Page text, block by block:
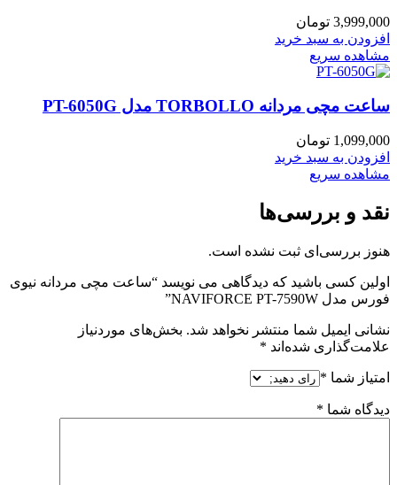
3,999,000 تومان
افزودن به سبد خرید
مشاهده سریع
ساعت مچی مردانه TORBOLLO مدل PT-6050G
1,099,000 تومان
افزودن به سبد خرید
مشاهده سریع
نقد و بررسی‌ها
هنوز بررسی‌ای ثبت نشده است.
اولین کسی باشید که دیدگاهی می نویسد “ساعت مچی مردانه نیوی
فورس مدل NAVIFORCE PT-7590W”
نشانی ایمیل شما منتشر نخواهد شد. بخش‌های موردنیاز
علامت‌گذاری شده‌اند *
امتیاز شما *
دیدگاه شما *